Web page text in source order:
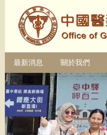
最新消息 關於我們